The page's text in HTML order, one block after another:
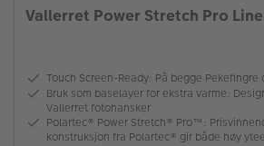
Vallerret Power Stretch Pro
Touch Screen-Ready: På begge Pekefingre
Bruk som baselayer for ekstra varme:
Vallerret fotohansker
Polartec® Power Stretch® Pro™:
konstruksjon fra Polartec® gir både høy